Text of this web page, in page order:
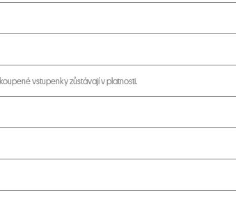
vstupenky zůstávají v platnosti.